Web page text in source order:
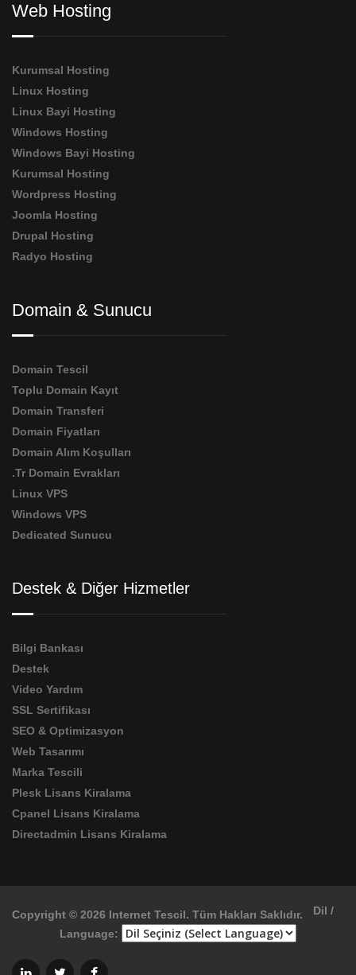
Web Hosting
Kurumsal Hosting
Linux Hosting
Linux Bayi Hosting
Windows Hosting
Windows Bayi Hosting
Kurumsal Hosting
Wordpress Hosting
Joomla Hosting
Drupal Hosting
Radyo Hosting
Domain & Sunucu
Domain Tescil
Toplu Domain Kayıt
Domain Transferi
Domain Fiyatları
Domain Alım Koşulları
.Tr Domain Evrakları
Linux VPS
Windows VPS
Dedicated Sunucu
Destek & Diğer Hizmetler
Bilgi Bankası
Destek
Video Yardım
SSL Sertifikası
SEO & Optimizasyon
Web Tasarımı
Marka Tescili
Plesk Lisans Kiralama
Cpanel Lisans Kiralama
Directadmin Lisans Kiralama
Copyright © 2026 Internet Tescil. Tüm Hakları Saklıdır.
Dil /
Language: